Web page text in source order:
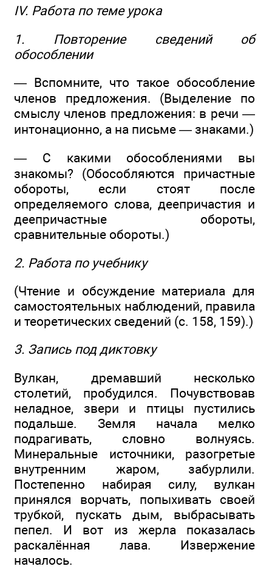
IV. Работа по теме урока
1. Повторение сведений об
обособлении
— Вспомните, что такое обособление
членов предложения. (Выделение по
смыслу членов предложения: в речи —
интонационно, а на письме — знаками.)
— С какими обособлениями вы
знакомы? (Обособляются причастные
обороты, если стоят после
определяемого слова, деепричастия и
деепричастные обороты,
сравнительные обороты.)
2. Работа по учебнику
(Чтение и обсуждение материала для
самостоятельных наблюдений, правила
и теоретических сведений (с. 158, 159).)
3. Запись под диктовку
Вулкан, дремавший несколько
столетий, пробудился. Почувствовав
неладное, звери и птицы пустились
подальше. Земля начала мелко
подрагивать, словно волнуясь.
Минеральные источники, разогретые
внутренним жаром, забурлили.
Постепенно набирая силу, вулкан
принялся ворчать, попыхивать своей
трубкой, пускать дым, выбрасывать
пепел. И вот из жерла показалась
раскалённая лава. Извержение
началось.